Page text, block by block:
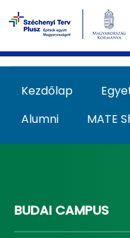
Ugrás a fő tartalomhoz
Kezdőlap
Alumni
MATE
BUDAI CAMPUS